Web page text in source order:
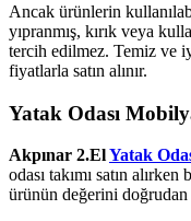
Ancak ürünlerin
yıpranmış, kırık veya
tercih edilmez. Temiz ve
fiyatlarla satın alınır.
Yatak Odası
Akpınar 2.ElYatak
odası takımı satın
ürünün değerini